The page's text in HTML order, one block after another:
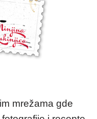
mrežama gde